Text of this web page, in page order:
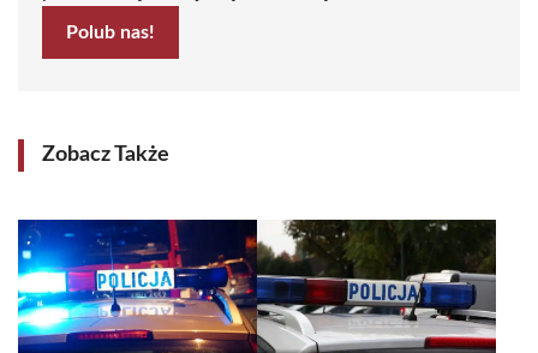
Polub nas!
Zobacz Także